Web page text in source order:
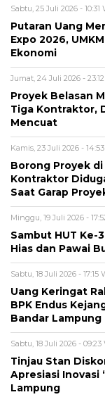
Sabtu, 25 Juli 2026 - 10:31
Putaran Uang
Expo 2026,
Ekonomi
Jumat, 24 Juli 2026 -
Proyek Belasan
Tiga Kontraktor,
Mencuat
Kamis, 23 Juli 2026 -
Borong Proyek di
Kontraktor
Saat Garap
Minggu, 19 Juli 2026 -
Sambut HUT Ke-
Hias dan Pawai
Sabtu, 18 Juli 2026 - 17:15
Uang Keringat
BPK Endus
Bandar Lampung
Sabtu, 18 Juli 2026 - 09:23
Tinjau Stan
Apresiasi Inovasi
Lampung